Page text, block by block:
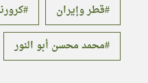
قطر وإيران
محمد محسن أبو النور